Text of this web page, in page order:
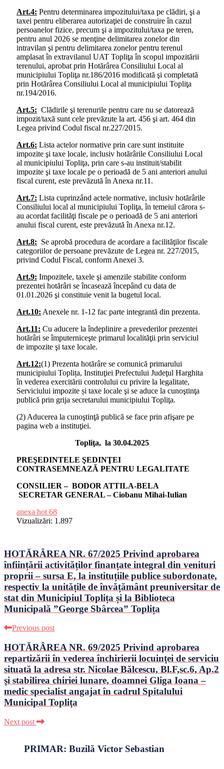
Art.4: Pentru determinarea impozitului/taxa pe clădiri, şi a
taxei pentru eliberarea autorizaţiei de construire în cazul
persoanelor fizice, precum şi a impozitului/taxa pe teren,
pentru anul 2026 se menţine delimitarea zonelor din
intravilan şi pentru delimitarea zonelor pentru terenul
amplasat în extravilanul UAT Topliţa în scopul impozitării
terenului, aprobat prin Hotărârea Consiliului Local al
municipiului Topliţa nr.186/2016 modificată şi completată
prin Hotărârea Consiliului Local al municipiului Topliţa
nr.194/2016.
Art.5: Clădirile şi terenurile pentru care nu se datorează
impozit/taxă sunt cele prevăzute la art. 456 şi art. 464 din
Legea privind Codul fiscal nr.227/2015.
Art.6: Lista actelor normative prin care sunt instituite
impozite şi taxe locale, inclusiv hotărârile Consiliului Local
al municipiului Topliţa, prin care s-au instituit/stabilit
impozite şi taxe locale pe o perioadă de 5 ani anteriori anului
fiscal curent, este prevăzută în Anexa nr.11.
Art.7: Lista cuprinzând actele normative, inclusiv hotărârile
Consiliului local al municipiului Topliţa, în temeiul cărora s-
au acordat facilităţi fiscale pe o perioadă de 5 ani anteriori
anului fiscal curent, este prevăzută în Anexa nr.12.
Art.8: Se aprobă procedura de acordare a facilităţilor fiscale
categoriilor de persoane prevăzute de Legea nr. 227/2015,
privind Codul Fiscal, conform Anexei 3.
Art.9: Impozitele, taxele şi amenzile stabilite conform
prezentei hotărâri se încasează începând cu data de
01.01.2026 şi constituie venit la bugetul local.
Art.10: Anexele nr. 1-12 fac parte integrantă din prezenta.
Art.11: Cu aducere la îndeplinire a prevederilor prezentei
hotărâri se împuterniceşte primarul localităţii prin serviciul
de impozite şi taxe locale.
Art.12:(1) Prezenta hotărâre se comunică primarului
municipiului Toplița, Instituţiei Prefectului Judeţul Harghita
în vederea exercitării controlului cu privire la legalitate,
Serviciului impozite și taxe locale şi se aduce la cunoştinţa
publică prin grija secretarului municipiului Topliţa.
(2) Aducerea la cunoştinţă publică se face prin afişare pe
pagina web a instituţiei.
Topliţa, la 30.04.2025
PREŞEDINTELE ŞEDINŢEI
CONTRASEMNEAZĂ PENTRU LEGALITATE
CONSILIER – BODOR ATTILA-BELA
SECRETAR GENERAL – Ciobanu Mihai-Iulian
anexa hot 68
Vizualizări: 1.897
HOTĂRÂREA NR. 67/2025 Privind aprobarea
înființării activităților finanțate integral din venituri
proprii – sursa E, la instituțiile publice subordonate,
respectiv la unitățile de învățământ preuniversitar de
stat din Municipiul Toplița și la Biblioteca
Municipală ”George Sbârcea” Toplița
Previous post
HOTĂRÂREA NR. 69/2025 Privind aprobarea
repartizării în vederea închirierii locuinţei de serviciu
situată la adresa str. Nicolae Bălcescu, Bl.F,sc.6, Ap.2
şi stabilirea chiriei lunare, doamnei Gliga Ioana –
medic specialist angajat în cadrul Spitalului
Municipal Topliţa
Next post
PRIMAR: Buzilă Victor Sebastian